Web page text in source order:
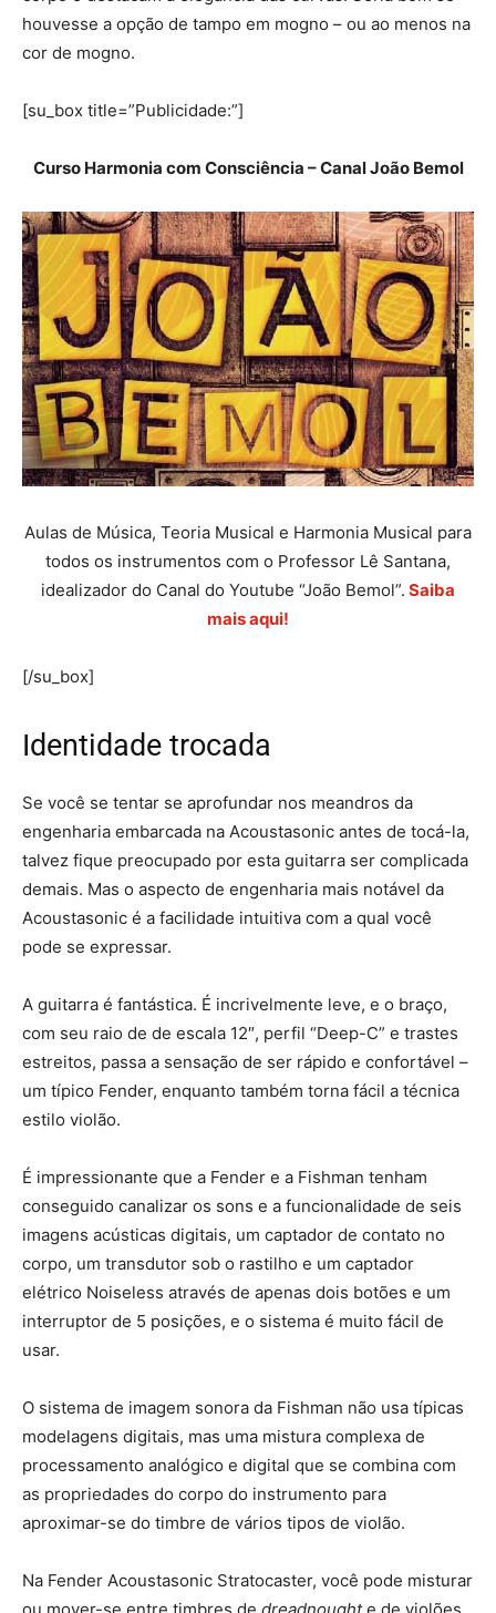
houvesse a opção de tampo em mogno – ou ao menos na
cor de mogno.
[su_box title=”Publicidade:”]
Curso Harmonia com Consciência – Canal João Bemol
Aulas de Música, Teoria Musical e Harmonia Musical para
todos os instrumentos com o Professor Lê Santana,
idealizador do Canal do Youtube “João Bemol”. Saiba
mais aqui!
[/su_box]
Identidade trocada
Se você se tentar se aprofundar nos meandros da
engenharia embarcada na Acoustasonic antes de tocá-la,
talvez fique preocupado por esta guitarra ser complicada
demais. Mas o aspecto de engenharia mais notável da
Acoustasonic é a facilidade intuitiva com a qual você
pode se expressar.
A guitarra é fantástica. É incrivelmente leve, e o braço,
com seu raio de de escala 12″, perfil “Deep-C” e trastes
estreitos, passa a sensação de ser rápido e confortável –
um típico Fender, enquanto também torna fácil a técnica
estilo violão.
É impressionante que a Fender e a Fishman tenham
conseguido canalizar os sons e a funcionalidade de seis
imagens acústicas digitais, um captador de contato no
corpo, um transdutor sob o rastilho e um captador
elétrico Noiseless através de apenas dois botões e um
interruptor de 5 posições, e o sistema é muito fácil de
usar.
O sistema de imagem sonora da Fishman não usa típicas
modelagens digitais, mas uma mistura complexa de
processamento analógico e digital que se combina com
as propriedades do corpo do instrumento para
aproximar-se do timbre de vários tipos de violão.
Na Fender Acoustasonic Stratocaster, você pode misturar